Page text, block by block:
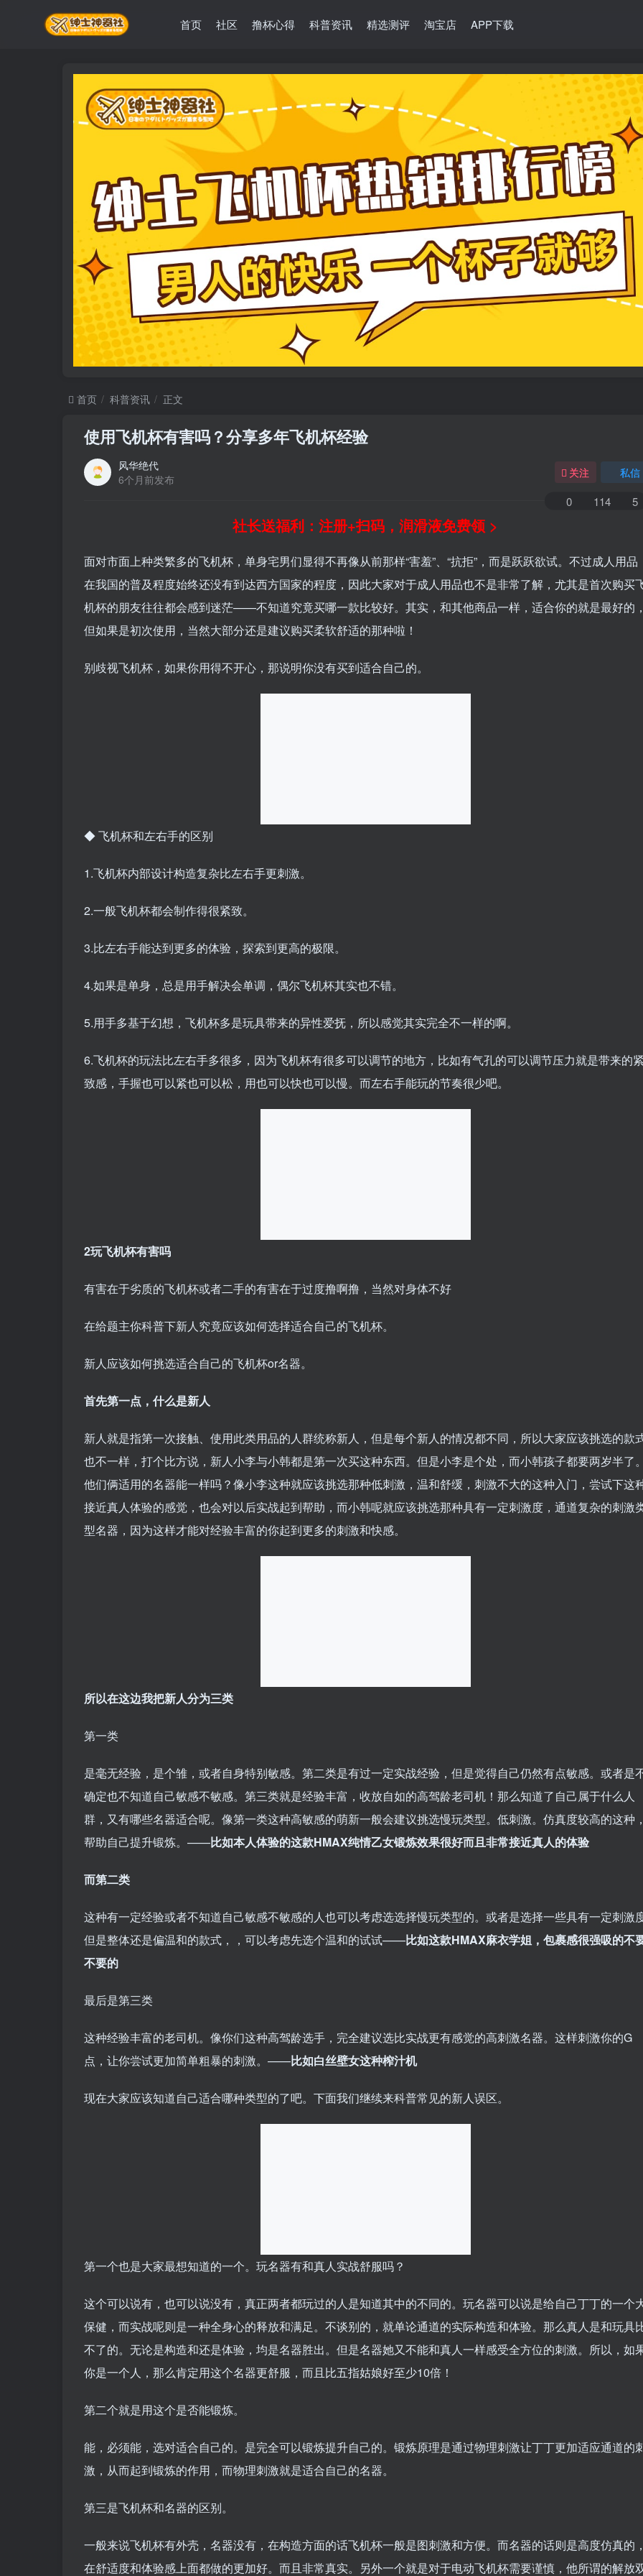
首页 社区 撸杯心得 科普资讯 精选测评 淘宝店 APP下载
首页 科普资讯 正文
使用飞机杯有害吗？分享多年飞机杯经验
风华绝代
6个月前发布
关注 私信
0 114 5
社长送福利：注册+扫码，润滑液免费领 >
面对市面上种类繁多的飞机杯，单身宅男们显得不再像从前那样“害羞”、“抗拒”，而是跃跃欲试。不过成人用品
在我国的普及程度始终还没有到达西方国家的程度，因此大家对于成人用品也不是非常了解，尤其是首次购买
机杯的朋友往往都会感到迷茫——不知道究竟买哪一款比较好。其实，和其他商品一样，适合你的就是最好的
但如果是初次使用，当然大部分还是建议购买柔软舒适的那种啦！
别歧视飞机杯，如果你用得不开心，那说明你没有买到适合自己的。
◆ 飞机杯和左右手的区别
1.飞机杯内部设计构造复杂比左右手更刺激。
2.一般飞机杯都会制作得很紧致。
3.比左右手能达到更多的体验，探索到更高的极限。
4.如果是单身，总是用手解决会单调，偶尔飞机杯其实也不错。
5.用手多基于幻想，飞机杯多是玩具带来的异性爱抚，所以感觉其实完全不一样的啊。
6.飞机杯的玩法比左右手多很多，因为飞机杯有很多可以调节的地方，比如有气孔的可以调节压力就是带来的
致感，手握也可以紧也可以松，用也可以快也可以慢。而左右手能玩的节奏很少吧。
2玩飞机杯有害吗
有害在于劣质的飞机杯或者二手的有害在于过度撸啊撸，当然对身体不好
在给题主你科普下新人究竟应该如何选择适合自己的飞机杯。
新人应该如何挑选适合自己的飞机杯or名器。
首先第一点，什么是新人
新人就是指第一次接触、使用此类用品的人群统称新人，但是每个新人的情况都不同，所以大家应该挑选的款
也不一样，打个比方说，新人小李与小韩都是第一次买这种东西。但是小李是个处，而小韩孩子都要两岁半了
他们俩适用的名器能一样吗？像小李这种就应该挑选那种低刺激，温和舒缓，刺激不大的这种入门，尝试下这
接近真人体验的感觉，也会对以后实战起到帮助，而小韩呢就应该挑选那种具有一定刺激度，通道复杂的刺激
型名器，因为这样才能对经验丰富的你起到更多的刺激和快感。
所以在这边我把新人分为三类
第一类
是毫无经验，是个雏，或者自身特别敏感。第二类是有过一定实战经验，但是觉得自己仍然有点敏感。或者是
确定也不知道自己敏感不敏感。第三类就是经验丰富，收放自如的高驾龄老司机！那么知道了自己属于什么人
群，又有哪些名器适合呢。像第一类这种高敏感的萌新一般会建议挑选慢玩类型。低刺激。仿真度较高的这种
帮助自己提升锻炼。——比如本人体验的这款HMAX纯情乙女锻炼效果很好而且非常接近真人的体验
而第二类
这种有一定经验或者不知道自己敏感不敏感的人也可以考虑选选择慢玩类型的。或者是选择一些具有一定刺激
但是整体还是偏温和的款式，，可以考虑先选个温和的试试——比如这款HMAX麻衣学姐，包裹感很强吸的不
不要的
最后是第三类
这种经验丰富的老司机。像你们这种高驾龄选手，完全建议选比实战更有感觉的高刺激名器。这样刺激你的G
点，让你尝试更加简单粗暴的刺激。——比如白丝壁女这种榨汁机
现在大家应该知道自己适合哪种类型的了吧。下面我们继续来科普常见的新人误区。
第一个也是大家最想知道的一个。玩名器有和真人实战舒服吗？
这个可以说有，也可以说没有，真正两者都玩过的人是知道其中的不同的。玩名器可以说是给自己丁丁的一个
保健，而实战呢则是一种全身心的释放和满足。不谈别的，就单论通道的实际构造和体验。那么真人是和玩具
不了的。无论是构造和还是体验，均是名器胜出。但是名器她又不能和真人一样感受全方位的刺激。所以，如
你是一个人，那么肯定用这个名器更舒服，而且比五指姑娘好至少10倍！
第二个就是用这个是否能锻炼。
能，必须能，选对适合自己的。是完全可以锻炼提升自己的。锻炼原理是通过物理刺激让丁丁更加适应通道的
激，从而起到锻炼的作用，而物理刺激就是适合自己的名器。
第三是飞机杯和名器的区别。
一般来说飞机杯有外壳，名器没有，在构造方面的话飞机杯一般是图刺激和方便。而名器的话则是高度仿真的
在舒适度和体验感上面都做的更加好。而且非常真实。另外一个就是对于电动飞机杯需要谨慎，他所谓的解放